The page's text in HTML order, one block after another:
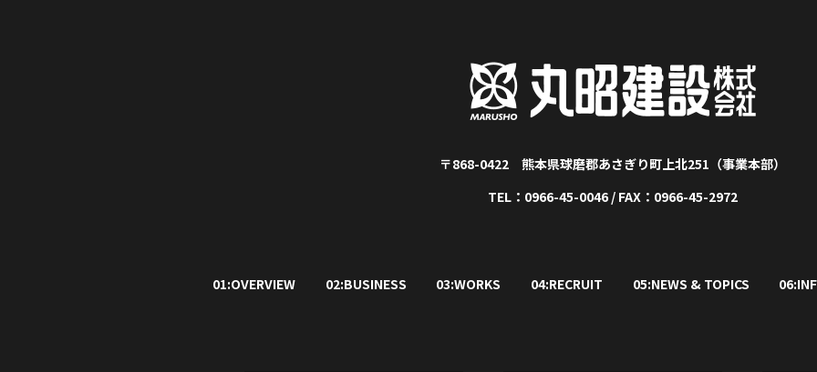
〒868-0422 熊本県球磨郡あさぎり町上北251（事業本部）
TEL：0966-45-0046 / FAX：0966-45-2972
01:OVERVIEW 02:BUSINESS 03:WORKS 04:RECRUIT 05:NEWS & TOPICS